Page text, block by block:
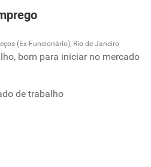
(Ex-Funcionário), Rio de Janeiro
bom para iniciar no mercado
de trabalho